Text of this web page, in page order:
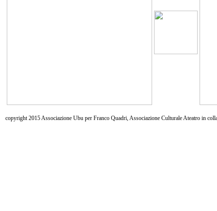
copyright 2015 Associazione Ubu per Franco Quadri, Associazione Culturale Ateatro in